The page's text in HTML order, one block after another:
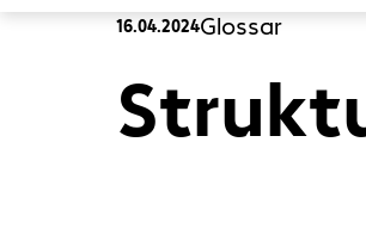
16.04.2024Glossar